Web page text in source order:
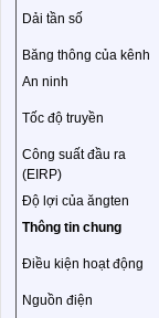
Dải tần số
Băng thông của kênh
An ninh
Tốc độ truyền
Công suất đầu ra
(EIRP)
Độ lợi của ăngten
Thông tin chung
Điều kiện hoạt động
Nguồn điện